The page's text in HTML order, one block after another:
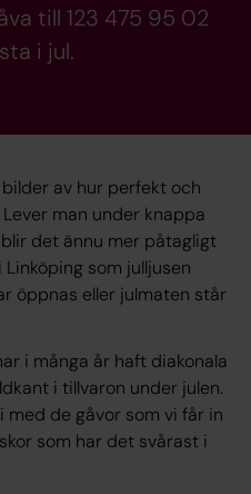
till 123 475 95 02
i jul.
av hur perfekt och
man under knappa
det ännu mer påtagligt
som julljusen
öppnas eller julmaten står
i många år haft diakonala
i tillvaron under julen.
med de gåvor som vi får in
som har det svårast i